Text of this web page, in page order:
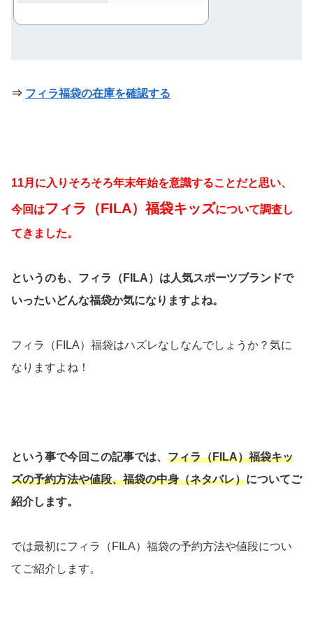
⇒ フィラ福袋の在庫を確認する
11月に入りそろそろ年末年始を意識することだと思い、
今回はフィラ（FILA）福袋キッズについて調査し
てきました。
というのも、フィラ（FILA）は人気スポーツブランドで
いったいどんな福袋か気になりますよね。
フィラ（FILA）福袋はハズレなしなんでしょうか？気に
なりますよね！
という事で今回この記事では、 フィラ（FILA）福袋キッ
ズの予約方法や値段、福袋の中身（ネタバレ）についてご
紹介します。
では最初にフィラ（FILA）福袋の予約方法や値段につい
てご紹介します。